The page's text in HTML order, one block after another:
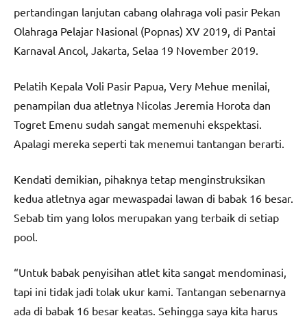
pertandingan lanjutan cabang olahraga voli pasir Pekan
Olahraga Pelajar Nasional (Popnas) XV 2019, di Pantai
Karnaval Ancol, Jakarta, Selaa 19 November 2019.
Pelatih Kepala Voli Pasir Papua, Very Mehue menilai,
penampilan dua atletnya Nicolas Jeremia Horota dan
Togret Emenu sudah sangat memenuhi ekspektasi.
Apalagi mereka seperti tak menemui tantangan berarti.
Kendati demikian, pihaknya tetap menginstruksikan
kedua atletnya agar mewaspadai lawan di babak 16 besar.
Sebab tim yang lolos merupakan yang terbaik di setiap
pool.
“Untuk babak penyisihan atlet kita sangat mendominasi,
tapi ini tidak jadi tolak ukur kami. Tantangan sebenarnya
ada di babak 16 besar keatas. Sehingga saya kita harus